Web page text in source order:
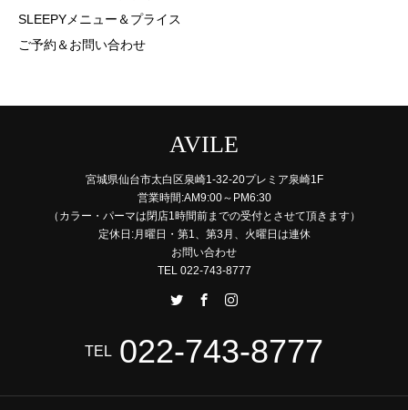
SLEEPYメニュー＆プライス
ご予約＆お問い合わせ
AVILE
宮城県仙台市太白区泉崎1-32-20プレミア泉崎1F
営業時間:AM9:00～PM6:30
（カラー・パーマは閉店1時間前までの受付とさせて頂きます）
定休日:月曜日・第1、第3月、火曜日は連休
お問い合わせ
TEL 022-743-8777
TEL 022-743-8777